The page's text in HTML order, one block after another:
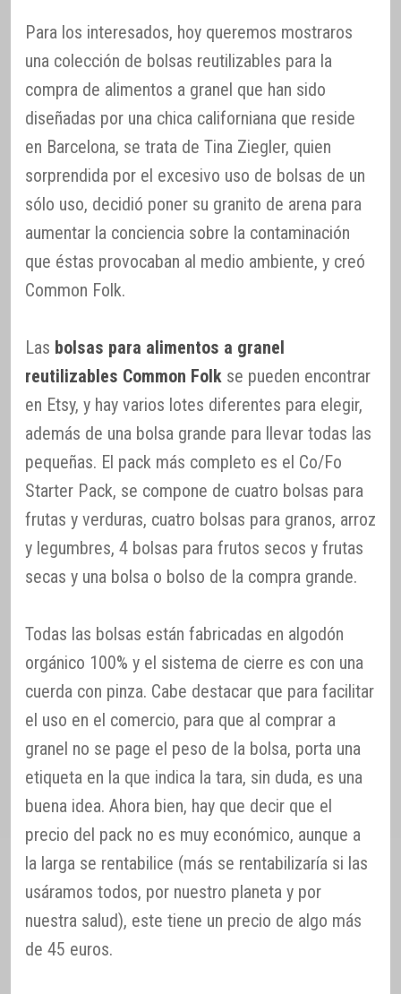
Para los interesados, hoy queremos mostraros
una colección de bolsas reutilizables para la
compra de alimentos a granel que han sido
diseñadas por una chica californiana que reside
en Barcelona, se trata de Tina Ziegler, quien
sorprendida por el excesivo uso de bolsas de un
sólo uso, decidió poner su granito de arena para
aumentar la conciencia sobre la contaminación
que éstas provocaban al medio ambiente, y creó
Common Folk.
Las bolsas para alimentos a granel
reutilizables Common Folk se pueden encontrar
en Etsy, y hay varios lotes diferentes para elegir,
además de una bolsa grande para llevar todas las
pequeñas. El pack más completo es el Co/Fo
Starter Pack, se compone de cuatro bolsas para
frutas y verduras, cuatro bolsas para granos, arroz
y legumbres, 4 bolsas para frutos secos y frutas
secas y una bolsa o bolso de la compra grande.
Todas las bolsas están fabricadas en algodón
orgánico 100% y el sistema de cierre es con una
cuerda con pinza. Cabe destacar que para facilitar
el uso en el comercio, para que al comprar a
granel no se page el peso de la bolsa, porta una
etiqueta en la que indica la tara, sin duda, es una
buena idea. Ahora bien, hay que decir que el
precio del pack no es muy económico, aunque a
la larga se rentabilice (más se rentabilizaría si las
usáramos todos, por nuestro planeta y por
nuestra salud), este tiene un precio de algo más
de 45 euros.